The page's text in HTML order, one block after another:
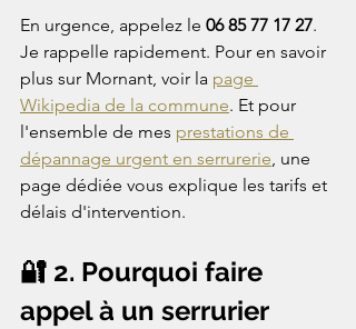
En urgence, appelez le 06 85 77 17 27.
Je rappelle rapidement. Pour en savoir
plus sur Mornant, voir la page
Wikipedia de la commune. Et pour
l'ensemble de mes prestations de
dépannage urgent en serrurerie, une
page dédiée vous explique les tarifs et
délais d'intervention.
🔐 2. Pourquoi faire
appel à un serrurier